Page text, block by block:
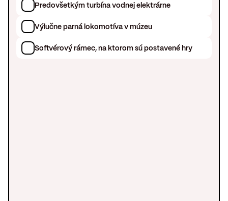
Predovšetkým turbína vodnej elektrárne
Výlučne parná lokomotíva v múzeu
Softvérový rámec, na ktorom sú postavené hry